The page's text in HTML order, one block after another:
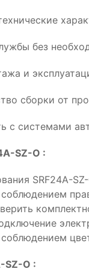
без
и
сборки от
с системами
SZ-O :
SRF24A-
SZ-O :